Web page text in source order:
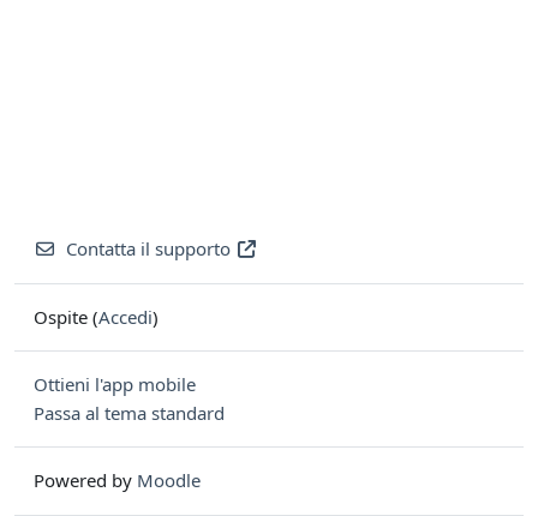
Contatta il supporto
Ospite (Accedi)
Ottieni l'app mobile
Passa al tema standard
Powered by Moodle